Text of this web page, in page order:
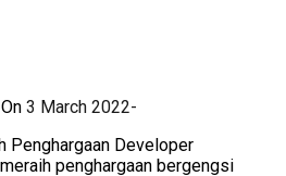
On 3 March 2022
Penghargaan Developer
penghargaan bergengsi